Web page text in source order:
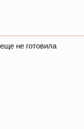
не готовила